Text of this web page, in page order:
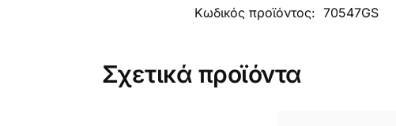
Κωδικός προϊόντος: 70547GS
Σχετικά προϊόντα